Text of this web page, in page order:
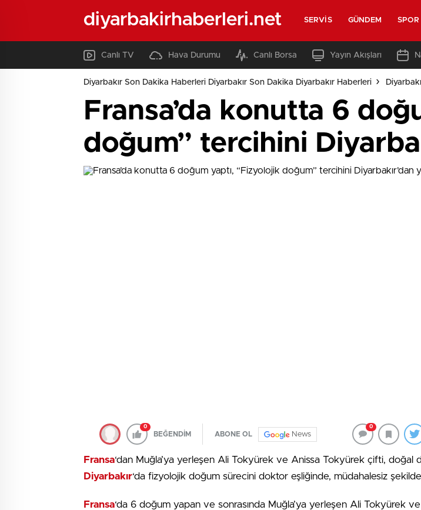
diyarbakirhaberleri.net SERVIS GÜNDEM SPOR
Canlı TV Hava Durumu Canlı Borsa Yayın Akışları
Diyarbakır Son Dakika Haberleri Diyarbakır Son Dakika Diyarbakır Haberleri
Fransa’da konutta 6
doğum” tercihini
0
BEĞENDİM ABONE OL News
0
Fransa‘dan Muğla’ya yerleşen Ali Tokyürek ve Anissa Tokyürek çifti, doğal
Diyarbakır‘da fizyolojik doğum sürecini doktor eşliğinde, müdahalesiz
Fransa‘da 6 doğum yapan ve sonrasında Muğla’ya yerleşen Ali Tokyürek